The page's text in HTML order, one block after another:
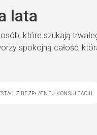
lata
które szukają
spokojną całość,
z bezpłatnej konsultacji